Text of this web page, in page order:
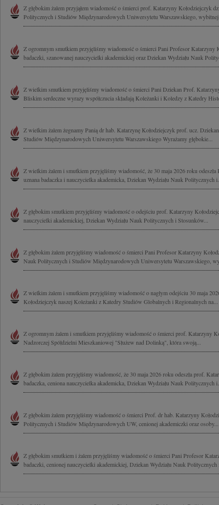
Z głębokim żalem przyjąłem wiadomość o śmierci prof. Katarzyny Kołodziejczyk
Politycznych i Studiów Międzynarodowych Uniwersytetu Warszawskiego,
Z ogromnym smutkiem przyjęliśmy wiadomość o śmierci Pani Profesor Katarzyny
badaczki, szanowanej nauczycielki akademickiej oraz Dziekan Wydziału Nauk
Z wielkim smutkiem przyjęliśmy wiadomość o śmierci Pani Dziekan Prof.
Bliskim serdeczne wyrazy współczucia składają Koleżanki i Koledzy z Katedry
Z wielkim żalem żegnamy Panią dr hab. Katarzynę Kołodziejczyk prof. ucz.
Studiów Międzynarodowych Uniwersytetu Warszawskiego Wyrażamy głębokie...
Z wielkim żalem i smutkiem przyjęliśmy wiadomość, że 30 maja 2026 roku
uznana badaczka i nauczycielka akademicka, Dziekan Wydziału Nauk Politycznych
Z głębokim smutkiem przyjęliśmy wiadomość o odejściu prof. Katarzyny
nauczycielki akademickiej, Dziekan Wydziału Nauk Politycznych i Stosunków...
Z głębokim żalem przyjęliśmy wiadomość o śmierci Pani Profesor Katarzyny
Nauk Politycznych i Studiów Międzynarodowych Uniwersytetu Warszawskiego,
Z wielkim żalem i smutkiem przyjęliśmy wiadomość o nagłym odejściu 30 maja
Kołodziejczyk naszej Koleżanki z Katedry Studiów Globalnych i Regionalnych na...
Z ogromnym żalem i smutkiem przyjęliśmy wiadomość o śmierci prof. Katarzyny
Nadzorczej Spółdzielni Mieszkaniowej "Służew nad Dolinką", która swoją...
Z głębokim żalem przyjęliśmy wiadomość, że 30 maja 2026 roku odeszła prof.
badaczka, ceniona nauczycielka akademicka, Dziekan Wydziału Nauk Politycznych
Z głębokim żalem przyjęliśmy wiadomość o śmierci Prof. dr hab. Katarzyny
Politycznych i Studiów Międzynarodowych UW, cenionej akademiczki oraz osoby...
Z głębokim smutkiem i żalem przyjęliśmy wiadomość o śmierci Pani Profesor
badaczki, cenionej nauczycielki akademickiej, Dziekan Wydziału Nauk Politycznych